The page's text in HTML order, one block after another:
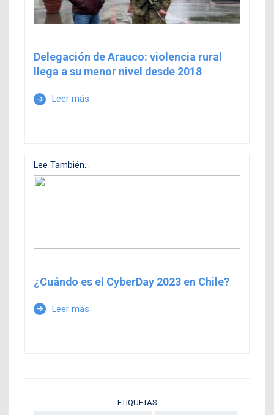
Delegación de Arauco: violencia rural
llega a su menor nivel desde 2018
arrow_forward Leer más
Lee También...
¿Cuándo es el CyberDay 2023 en Chile?
arrow_forward Leer más
ETIQUETAS